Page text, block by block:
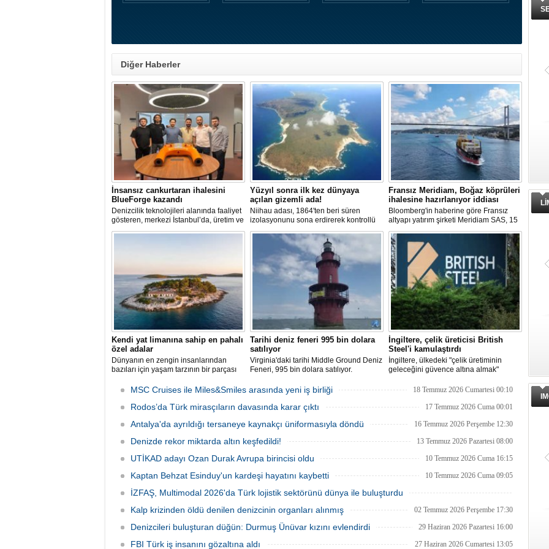
Diğer Haberler
İnsansız cankurtaran ihalesini
BlueForge kazandı
Denizcilik teknolojileri alanında faaliyet
gösteren, merkezi İstanbul’da, üretim ve
Ar-Ge faaliyetlerinin önemli bölümünü
Yüzyıl sonra ilk kez dünyaya
açılan gizemli ada!
Niihau adası, 1864'ten beri süren
izolasyonunu sona erdirerek kontrollü
turist ziyaretlerine açıldı. Ada sakinleri,
modern teknolojiden uzak, katı
kurallarla dolu bir yaşam sürdürüyor.
Fransız Meridiam, Boğaz köprüleri
ihalesine hazırlanıyor iddiası
Bloomberg'in haberine göre Fransız
altyapı yatırım şirketi Meridiam SAS, 15
Temmuz Şehitler Köprüsü ile Fatih
Sultan Mehmet Köprüsü'nün
özelleştirilmesine yönelik ihaleyle
ilgileniyor.
Kendi yat limanına sahip en pahalı
özel adalar
Dünyanın en zengin insanlarından
bazıları için yaşam tarzının bir parçası
zamanda kendi yat limanı, helikopter
özel adadır.
Tarihi deniz feneri 995 bin dolara
satılıyor
Virginia'daki tarihi Middle Ground Deniz
Feneri, 995 bin dolara satılıyor.
üretebilen bir yaşam alanına
dönüştürüldü.
İngiltere, çelik üreticisi British
Steel'i kamulaştırdı
İngiltere, ülkedeki "çelik üretiminin
geleceğini güvence altına almak"
bünyesindeki çelik üreticisi British
MSC Cruises ile Miles&Smiles arasında yeni iş birliği 18 Temmuz 2026 Cumartesi 00:10
Rodos’da Türk mirasçıların davasında karar çıktı 17 Temmuz 2026 Cuma 00:01
Antalya'da ayrıldığı tersaneye kaynakçı üniformasıyla döndü 16 Temmuz 2026 Perşembe 12:30
Denizde rekor miktarda altın keşfedildi! 13 Temmuz 2026 Pazartesi 08:00
UTİKAD adayı Ozan Durak Avrupa birincisi oldu 10 Temmuz 2026 Cuma 16:15
Kaptan Behzat Esinduy'un kardeşi hayatını kaybetti 10 Temmuz 2026 Cuma 09:05
İZFAŞ, Multimodal 2026'da Türk lojistik sektörünü dünya ile buluşturdu
08 Temmuz 2026 Çarşamba 11:00
Kalp krizinden öldü denilen denizcinin organları alınmış 02 Temmuz 2026 Perşembe 17:30
Denizcileri buluşturan düğün: Durmuş Ünüvar kızını evlendirdi 29 Haziran 2026 Pazartesi 16:00
FBI Türk iş insanını gözaltına aldı 27 Haziran 2026 Cumartesi 13:05